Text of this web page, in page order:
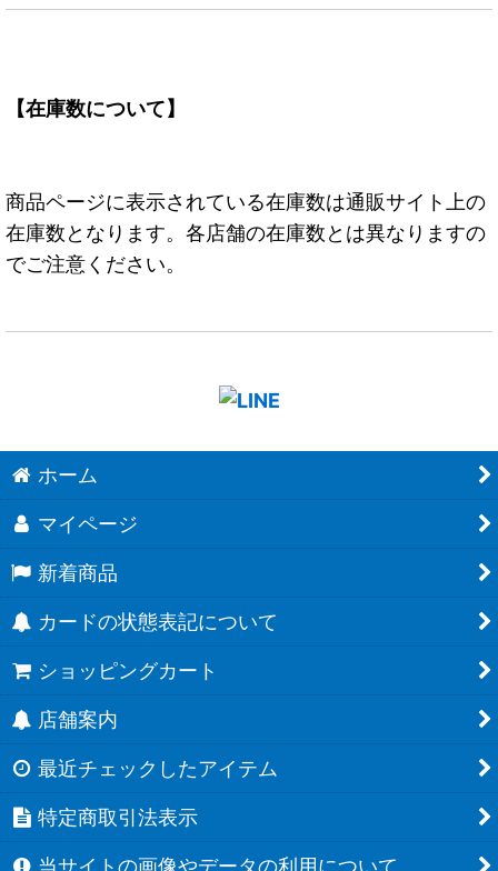
【在庫数について】
商品ページに表示されている在庫数は通販サイト上の
在庫数となります。各店舗の在庫数とは異なりますの
でご注意ください。
ホーム
マイページ
新着商品
カードの状態表記について
ショッピングカート
店舗案内
最近チェックしたアイテム
特定商取引法表示
当サイトの画像やデータの利用について